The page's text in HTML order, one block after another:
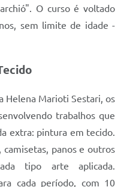
O curso é voltado
sem limite de idade -
Helena Marioti Sestari, os
trabalhos que
extra: pintura em tecido.
panos e outros
tipo arte aplicada.
cada período, com 10